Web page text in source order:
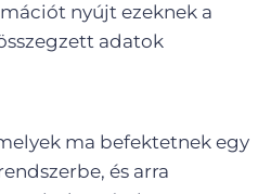
nyújt ezeknek a
adatok
ma befektetnek egy
és arra